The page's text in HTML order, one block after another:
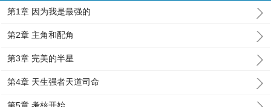
第1章 因为我是最强的
第2章 主角和配角
第3章 完美的半星
第4章 天生强者天道司命